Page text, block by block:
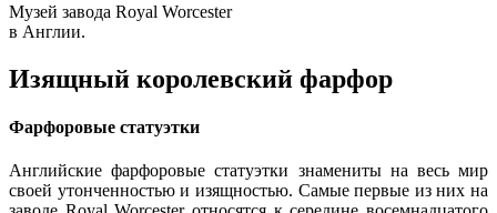
Музей завода Royal Worcester
в Англии.
Изящный королевский фарфор
Фарфоровые статуэтки
Английские фарфоровые статуэтки знамениты на весь мир
своей утонченностью и изящностью. Самые первые из них на